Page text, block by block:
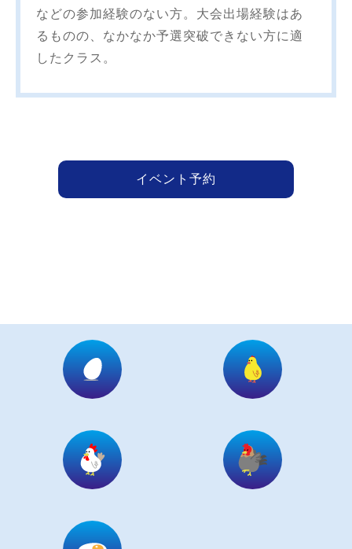
などの参加経験のない方。大会出場経験はあ
るものの、なかなか予選突破できない方に適
したクラス。
イベント予約